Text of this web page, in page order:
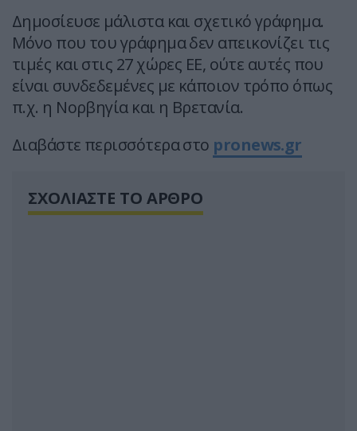
Δημοσίευσε μάλιστα και σχετικό γράφημα.
Μόνο που του γράφημα δεν απεικονίζει τις
τιμές και στις 27 χώρες ΕΕ, ούτε αυτές που
είναι συνδεδεμένες με κάποιον τρόπο όπως
π.χ. η Νορβηγία και η Βρετανία.
Διαβάστε περισσότερα στο pronews.gr
ΣΧΟΛΙΑΣΤΕ ΤΟ ΑΡΘΡΟ